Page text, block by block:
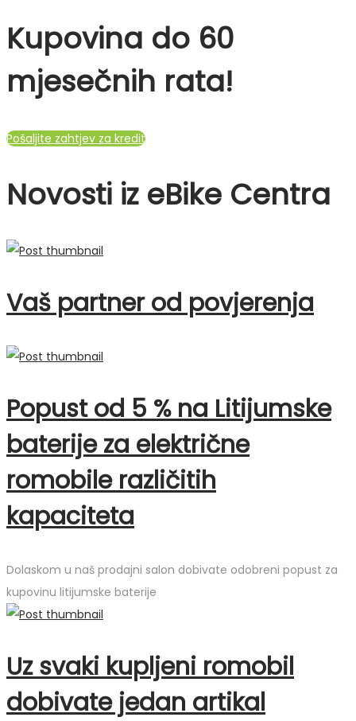
Kupovina do 60
mjesečnih rata!
Pošaljite zahtjev za kredit
Novosti iz eBike Centra
Vaš partner od povjerenja
Popust od 5 % na Litijumske
baterije za električne
romobile različitih
kapaciteta
Dolaskom u naš prodajni salon dobivate odobreni popust za
kupovinu litijumske baterije
Uz svaki kupljeni romobil
dobivate jedan artikal